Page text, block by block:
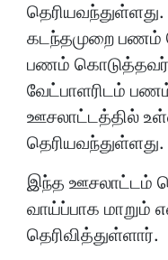
கடந்தமுறை பணம்
பணம்
வேட்பாளரிடம்
ஊசலாட்டத்தில்
தெரியவந்துள்ளது.
இந்த ஊசலாட்டம்
வாய்ப்பாக மாறும்
தெரிவித்துள்ளார்.